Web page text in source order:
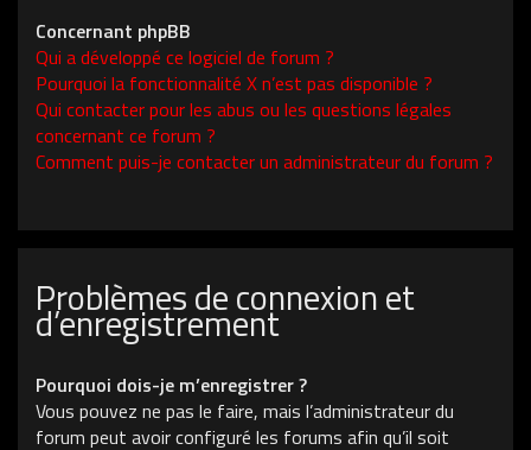
Concernant phpBB
Qui a développé ce logiciel de forum ?
Pourquoi la fonctionnalité X n’est pas disponible ?
Qui contacter pour les abus ou les questions légales
concernant ce forum ?
Comment puis-je contacter un administrateur du forum ?
Problèmes de connexion et
d’enregistrement
Pourquoi dois-je m’enregistrer ?
Vous pouvez ne pas le faire, mais l’administrateur du
forum peut avoir configuré les forums afin qu’il soit